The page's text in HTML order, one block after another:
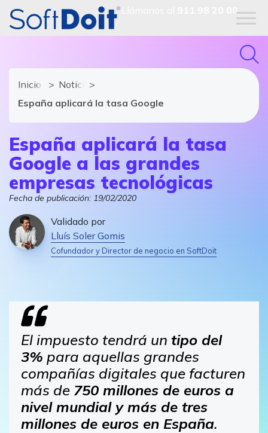
911 98 20 00
Inicio
Noticias de software y TIC
España aplicará la tasa Google
España aplicará la tasa
Google a las grandes
empresas tecnológicas
Fecha de publicación: 19/02/2020
Validado por
Lluís Soler Gomis
Cofundador y Director de negocio en SoftDoit
El impuesto tendrá un tipo del
3% para aquellas grandes
compañías digitales que facturen
más de 750 millones de euros a
nivel mundial y más de tres
millones de euros en España.